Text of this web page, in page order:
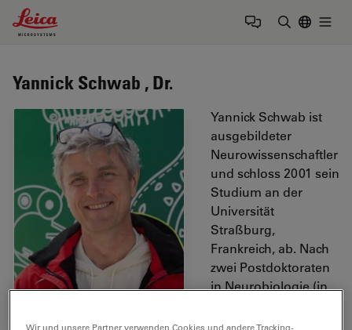
Leica Microsystems Logo
Yannick Schwab , Dr.
Yannick Schwab ist
ausgebildeter
Neurowissenschaftler
und schloss 2001 sein
Studium an der
Universität
Straßburg,
Frankreich, ab. Nach
zwei Postdoktoraten
in Neurobiologie (in
Frankreich) trat er
Wir und unsere Partner verwenden Cookies und andere Tracking-